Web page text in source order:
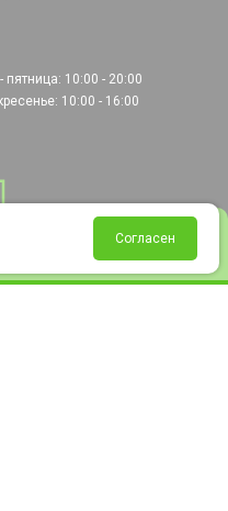
Избранное Корзина
пятница: 10:00 - 20:00
10:00 - 16:00
Согласен